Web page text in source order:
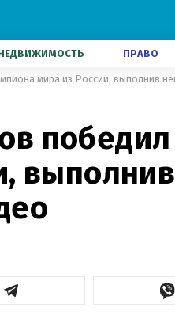
ПРАВО
победил
выполнив